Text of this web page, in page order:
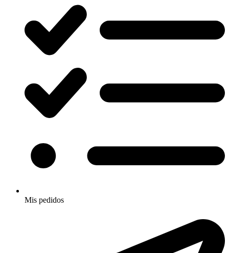
Mis pedidos